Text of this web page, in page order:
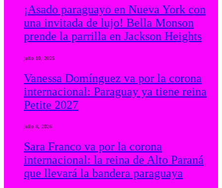
¡Asado paraguayo en Nueva York con
una invitada de lujo! Bella Monson
prende la parrilla en Jackson Heights
julio 10, 2025
Vanessa Domínguez va por la corona
internacional: Paraguay ya tiene reina
Petite 2027
julio 8, 2026
Sara Franco va por la corona
internacional: la reina de Alto Paraná
que llevará la bandera paraguaya